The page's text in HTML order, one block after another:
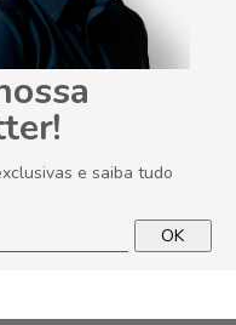
e saiba tudo
OK